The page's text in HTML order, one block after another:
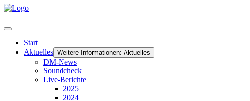
Start
Aktuelles Weitere Informationen: Aktuelles
DM-News
Soundcheck
Live-Berichte
2025
2024